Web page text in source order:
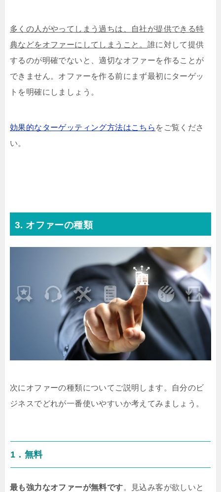
多くの人がやってしまう過ちは、自社が提供できる特
典などをオファーにしてしまうこと。 誰に対して提供
するのが明確でないと、適切なオファーを作ることが
できません。オファーを作る前にまず最初にターゲッ
トを明確にしましょう。
効果的なターゲッティング方法はこちら をご覧くださ
い。
3. オファーの種類
次にオファーの種類についてご説明します。自分のビ
ジネスでどれが一番使いやすいか考えてみましょう。
1．無料
最も強力なオファーが無料です。見込み客が欲しいと